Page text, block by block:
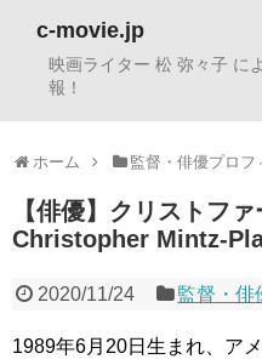
c-movie.jp
映画ライター 松 弥々子 に
報！
ホーム 監督・俳優プロフ
【俳優】クリストフ
Christopher Mintz-
2020/11/24 監督・俳
1989年6月20日生まれ、ア